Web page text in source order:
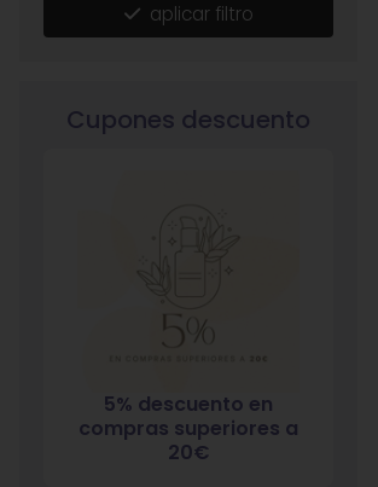
aplicar filtro
Cupones descuento
5% descuento en
compras superiores a
20€